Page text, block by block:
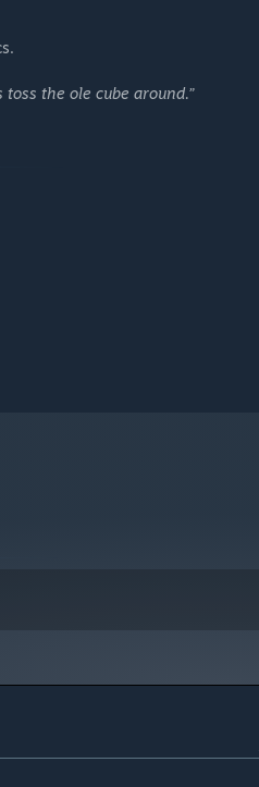
the ole cube around.”